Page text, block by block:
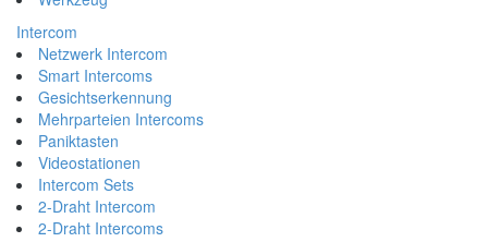
Intercom
Netzwerk Intercom
Smart Intercoms
Gesichtserkennung
Mehrparteien Intercoms
Paniktasten
Videostationen
Intercom Sets
2-Draht Intercom
2-Draht Intercoms